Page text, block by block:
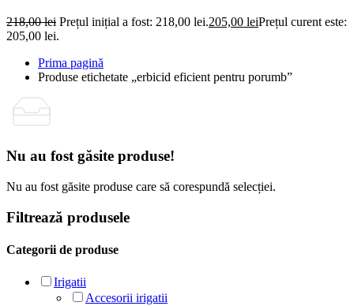
218,00lei Prețul inițial a fost: 218,00 lei.205,00 leiPrețul curent este:
205,00 lei.
Prima pagină
Produse etichetate „erbicid eficient pentru porumb”
Nu au fost găsite produse!
Nu au fost găsite produse care să corespundă selecției.
Filtrează produsele
Categorii de produse
Irigatii
Accesorii irigatii